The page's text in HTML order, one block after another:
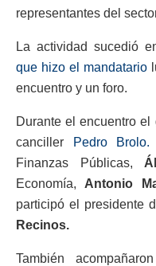
representantes del
La actividad sucedió
que hizo el mandatario
encuentro y un foro.
Durante el encuentro el
canciller
Pedro Brolo.
Finanzas Públicas,
Economía, Antonio
participó el presidente
Recinos.
También